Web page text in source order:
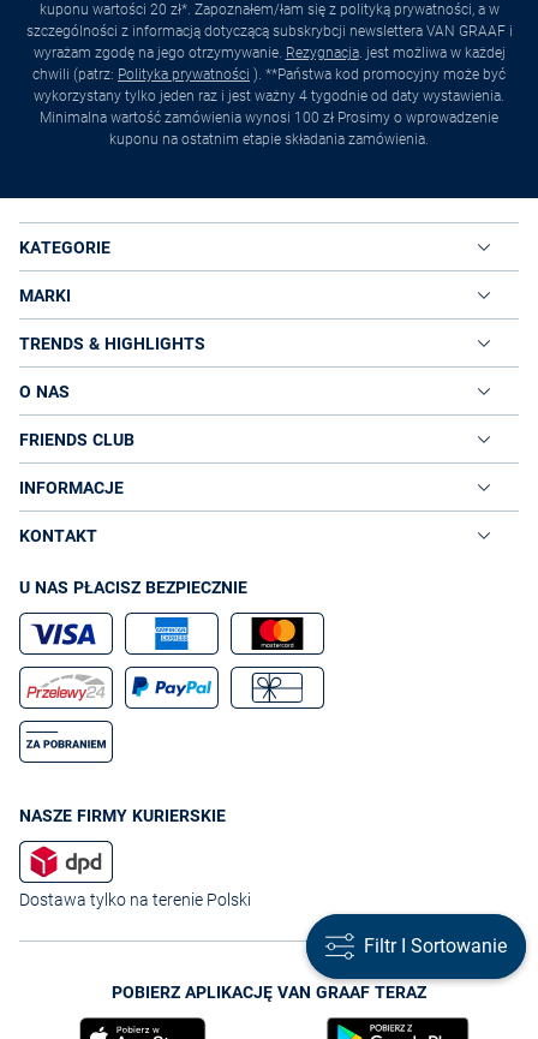
kuponu wartości 20 zł*. Zapoznałem/łam się z polityką prywatności, a w
szczególności z informacją dotyczącą subskrybcji newslettera VAN GRAAF i
wyrażam zgodę na jego otrzymywanie. Rezygnacja. jest możliwa w każdej
chwili (patrz: Polityka prywatności ). **Państwa kod promocyjny może być
wykorzystany tylko jeden raz i jest ważny 4 tygodnie od daty wystawienia.
Minimalna wartość zamówienia wynosi 100 zł Prosimy o wprowadzenie
kuponu na ostatnim etapie składania zamówienia.
KATEGORIE
MARKI
TRENDS & HIGHLIGHTS
O NAS
FRIENDS CLUB
INFORMACJE
KONTAKT
U NAS PŁACISZ BEZPIECZNIE
NASZE FIRMY KURIERSKIE
Dostawa tylko na terenie Polski
POBIERZ APLIKACJĘ VAN GRAAF TERAZ
Filtr I Sortowanie
Filtr I Sortowanie